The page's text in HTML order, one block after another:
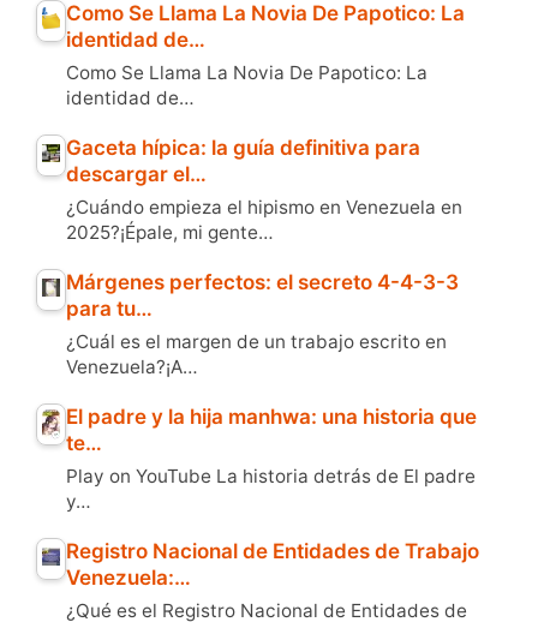
Como Se Llama La Novia De Papotico: La
identidad de…
Como Se Llama La Novia De Papotico: La
identidad de…
Gaceta hípica: la guía definitiva para
descargar el…
¿Cuándo empieza el hipismo en Venezuela en
2025?¡Épale, mi gente…
Márgenes perfectos: el secreto 4-4-3-3
para tu…
¿Cuál es el margen de un trabajo escrito en
Venezuela?¡A…
El padre y la hija manhwa: una historia que
te…
Play on YouTube La historia detrás de El padre
y…
Registro Nacional de Entidades de Trabajo
Venezuela:…
¿Qué es el Registro Nacional de Entidades de